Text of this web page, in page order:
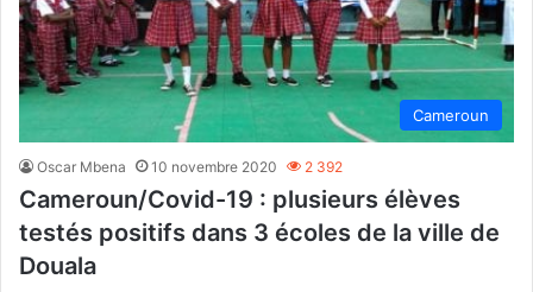
Cameroun
Oscar Mbena 10 novembre 2020 2 392
Cameroun/Covid-19 : plusieurs élèves
testés positifs dans 3 écoles de la ville de
Douala